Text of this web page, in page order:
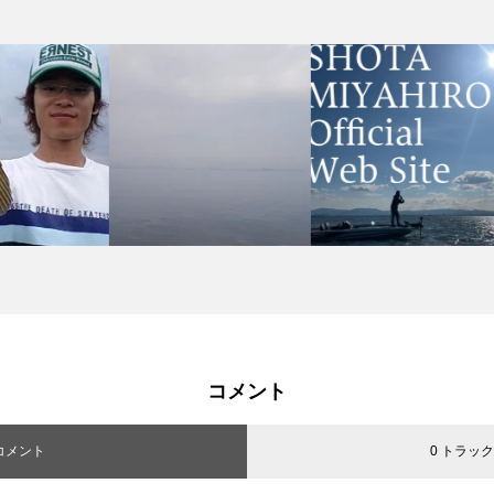
コメント
メント 0 トラッ